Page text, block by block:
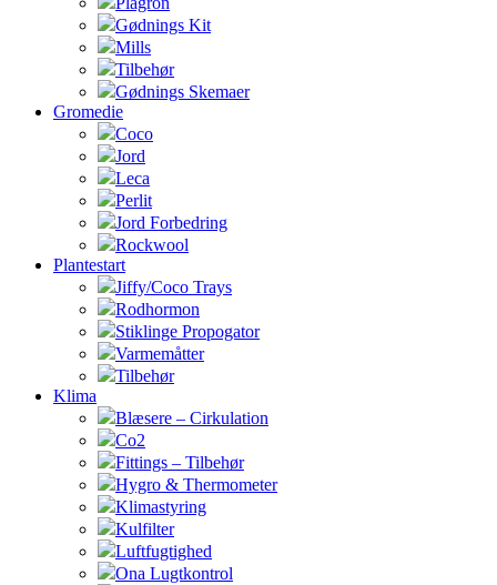
Gødnings Kit
Mills
Tilbehør
Gødnings Skemaer
Gromedie
Coco
Jord
Leca
Perlit
Jord Forbedring
Rockwool
Plantestart
Jiffy/Coco Trays
Rodhormon
Stiklinge Propogator
Varmemåtter
Tilbehør
Klima
Blæsere – Cirkulation
Co2
Fittings – Tilbehør
Hygro & Thermometer
Klimastyring
Kulfilter
Luftfugtighed
Ona Lugtkontrol